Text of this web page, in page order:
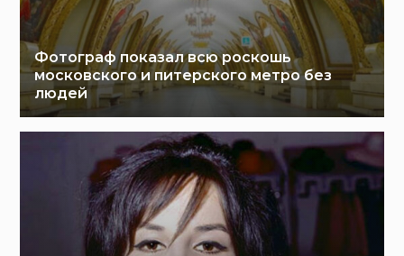
Фотограф показал всю роскошь
московского и питерского метро без
людей